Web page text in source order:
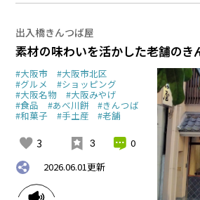
出入橋きんつば屋
素材の味わいを活かした老舗のき
#大阪市 #大阪市北区
#グルメ #ショッピング
#大阪名物 #大阪みやげ
#食品 #あべ川餅 #きんつば
#和菓子 #手土産 #老舗
3 3
0
2026.06.01更新